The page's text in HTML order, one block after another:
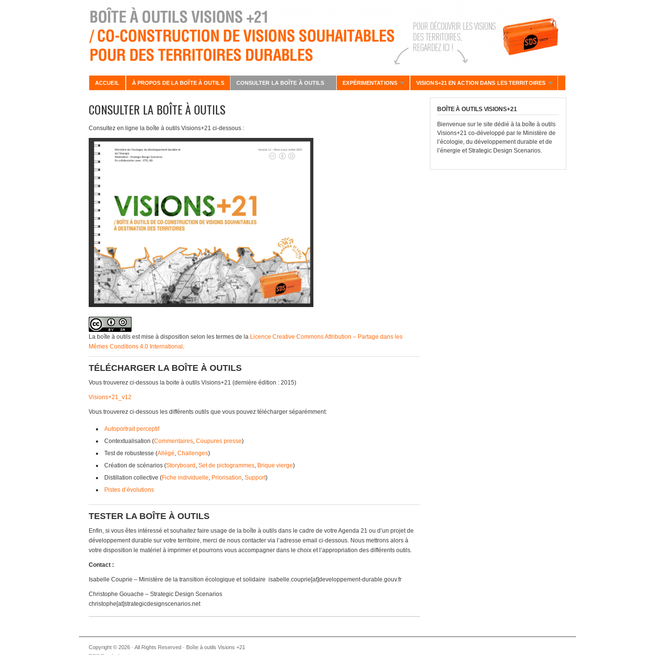
ACCUEIL À PROPOS DE LA BOÎTE À OUTILS CONSULTER LA BOÎTE À OUTILS EXPÉRIMENTATIONS VISIONS+21 EN ACTION DANS LES TERRITOIRES
CONSULTER LA BOÎTE À OUTILS
Consultez en ligne la boîte à outils Visions+21 ci-dessous :
La boîte à outils est mise à disposition selon les termes de la Licence Creative Commons Attribution – Partage dans les
Mêmes Conditions 4.0 International .
TÉLÉCHARGER LA BOÎTE À OUTILS
Vous trouverez ci-dessous la boite à outils Visions+21 (dernière édition : 2015)
Visions+21_v12
Vous trouverez ci-dessous les différents outils que vous pouvez télécharger séparémment:
Autoportrait perceptif
Contextualisation (Commentaires, Coupures presse)
Test de robustesse (Allégé, Challenges)
Création de scénarios (Storyboard , Set de pictogrammes, Brique vierge)
Distillation collective (Fiche individuelle, Priorisation, Support)
Pistes d’évolutions
TESTER LA BOÎTE À OUTILS
Enfin, si vous êtes intéressé et souhaitez faire usage de la boîte à outils dans le cadre de votre Agenda 21 ou d’un projet de
développement durable sur votre territoire, merci de nous contacter via l’adresse email ci-dessous. Nous mettrons alors à
votre disposition le matériel à imprimer et pourrons vous accompagner dans le choix et l’appropriation des différents outils.
Contact :
Isabelle Couprie – Ministère de la transition écologique et solidaire isabelle.couprie[at]developpement-durable.gouv.fr
Christophe Gouache – Strategic Design Scenarios
christophe[at]strategicdesignscenarios.net
BOÎTE À OUTILS VISIONS+21
Bienvenue sur le site dédié à la boîte à outils
Visions+21 co-développé par le Ministère de
l’écologie, du développement durable et de
l’énergie et Strategic Design Scenarios.
Copyright © 2026 · All Rights Reserved · Boîte à outils Visions +21